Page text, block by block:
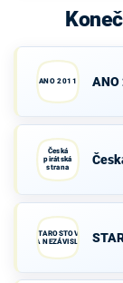
ANO 2011 ANO
Česká
pirátská
strana
STAROSTOVÉ
A NEZÁVISLÍ